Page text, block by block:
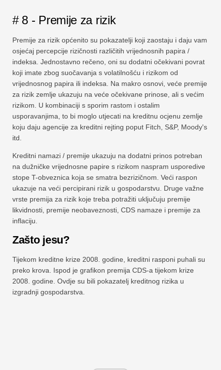
# 8 - Premije za rizik
Premije za rizik općenito su pokazatelji koji zaostaju i daju vam
osjećaj percepcije rizičnosti različitih vrijednosnih papira /
indeksa. Jednostavno rečeno, oni su dodatni očekivani povrat
koji imate zbog suočavanja s volatilnošću i rizikom od
vrijednosnog papira ili indeksa. Na makro osnovi, veće premije
za rizik zemlje ukazuju na veće očekivane prinose, ali s većim
rizikom. U kombinaciji s sporim rastom i ostalim
usporavanjima, to bi moglo utjecati na kreditnu ocjenu zemlje
koju daju agencije za kreditni rejting poput Fitch, S&P, Moody's
itd.
Kreditni namazi / premije ukazuju na dodatni prinos potreban
na dužničke vrijednosne papire s rizikom naspram usporedive
stope T-obveznica koja se smatra bezrizičnom. Veći raspon
ukazuje na veći percipirani rizik u gospodarstvu. Druge važne
vrste premija za rizik koje treba potražiti uključuju premije
likvidnosti, premije neobaveznosti, CDS namaze i premije za
inflaciju.
Zašto jesu?
Tijekom kreditne krize 2008. godine, kreditni rasponi puhali su
preko krova. Ispod je grafikon premija CDS-a tijekom krize
2008. godine. Ovdje su bili pokazatelj kreditnog rizika u
izgradnji gospodarstva.